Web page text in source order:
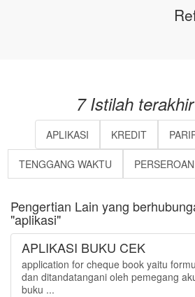
7 Istilah
APLIKASI KREDIT
TENGGANG WAKTU PERSEROAN
Pengertian Lain yang
"aplikasi"
APLIKASI BUKU CEK
application for cheque book yaitu
dan ditandatangani oleh pemegang
buku ...